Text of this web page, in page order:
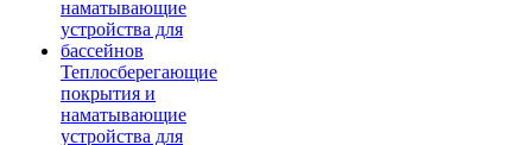
Теплосберегающие
покрытия и
наматывающие
устройства для